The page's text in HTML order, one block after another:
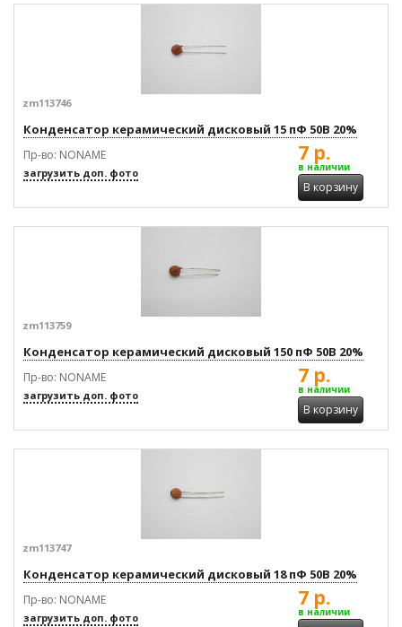
zm113746
Конденсатор керамический дисковый 15 пФ 50В 20%
Пр-во: NONAME
загрузить доп. фото
7 р.
в наличии
В корзину
zm113759
Конденсатор керамический дисковый 150 пФ 50В 20%
Пр-во: NONAME
загрузить доп. фото
7 р.
в наличии
В корзину
zm113747
Конденсатор керамический дисковый 18 пФ 50В 20%
Пр-во: NONAME
загрузить доп. фото
7 р.
в наличии